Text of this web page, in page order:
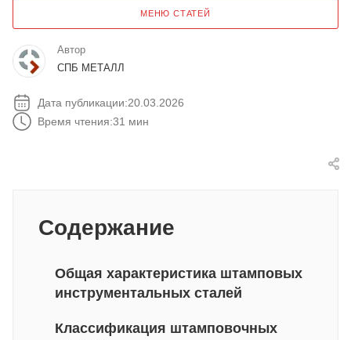
МЕНЮ СТАТЕЙ
Автор
СПБ МЕТАЛЛ
Дата публикации:20.03.2026
Время чтения:31 мин
Содержание
Общая характеристика штамповых
инструментальных сталей
Классификация штамповочных